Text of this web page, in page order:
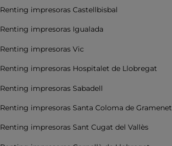
Renting impresoras Castellbisbal
Renting impresoras Igualada
Renting impresoras Vic
Renting impresoras Hospitalet de Llobregat
Renting impresoras Sabadell
Renting impresoras Santa Coloma de Gramenet
Renting impresoras Sant Cugat del Vallès